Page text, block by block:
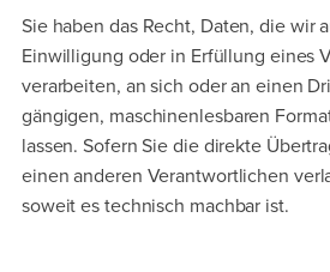
Sie haben das Recht, Daten, die wir
Einwilligung oder in Erfüllung eines
verarbeiten, an sich oder an einen
gängigen, maschinenlesbaren
lassen. Sofern Sie die direkte
einen anderen Verantwortlichen
soweit es technisch machbar ist.